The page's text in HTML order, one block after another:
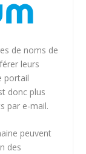
de noms de
leurs
portail
donc plus
par e-mail.
peuvent
des